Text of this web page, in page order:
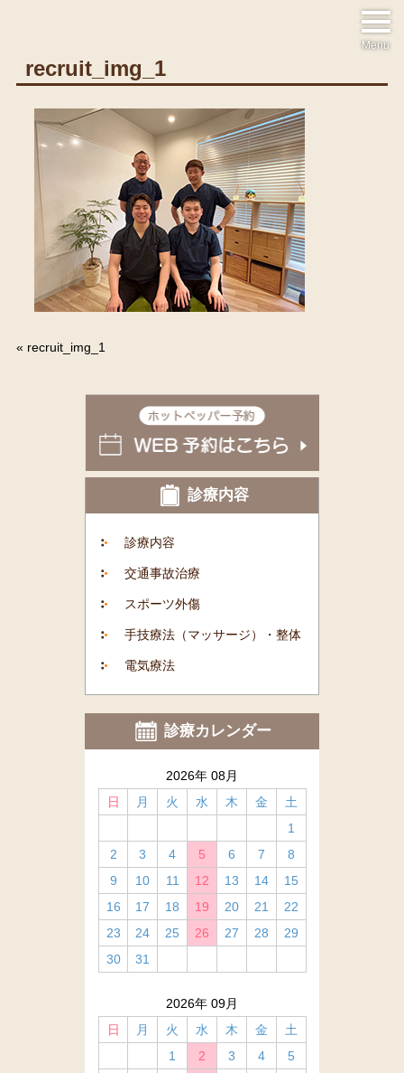
Menu
recruit_img_1
« recruit_img_1
診療内容
診療内容
交通事故治療
スポーツ外傷
手技療法（マッサージ）・整体
電気療法
診療カレンダー
2026年 08月
日
月 火 水 木 金
土
1
2
3 4 5 6 7
8
9
10 11 12 13 14
15
16
17 18 19 20 21
22
23
24 25 26 27 28
29
30
31
2026年 09月
日
月 火 水 木 金
土
1
2 3 4
5